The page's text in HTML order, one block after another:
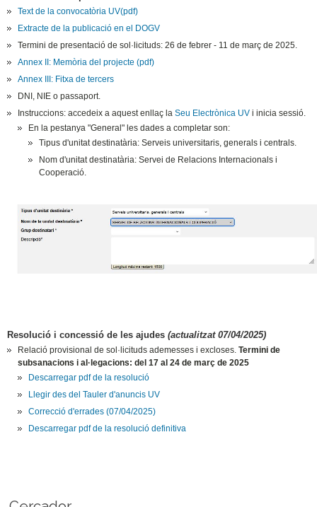
Text de la convocatòria UV(pdf)
Extracte de la publicació en el DOGV
Termini de presentació de sol·licituds: 26 de febrer - 11 de març de 2025.
Annex II: Memòria del projecte (pdf)
Annex III: Fitxa de tercers
DNI, NIE o passaport.
Instruccions: accedeix a aquest enllaç laSeu Electrònica UV i inicia sessió.
En la pestanya "General" les dades a completar son:
Tipus d'unitat destinatària: Serveis universitaris, generals i centrals.
Nom d'unitat destinatària: Servei de Relacions Internacionals i
Cooperació.
Resolució i concessió de les ajudes(actualitzat 07/04/2025)
Relació provisional de sol·licituds ademesses i excloses.Termini de
subsanacions i al·legacions: del 17 al 24 de març de 2025
Descarregar pdf de la resolució
Llegir des del Tauler d'anuncis UV
Correcció d'errades (07/04/2025)
Descarregar pdf de la resolució definitiva